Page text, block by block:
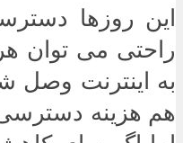
این روزها
راحتی می توان
به اینترنت وصل
هم هزینه